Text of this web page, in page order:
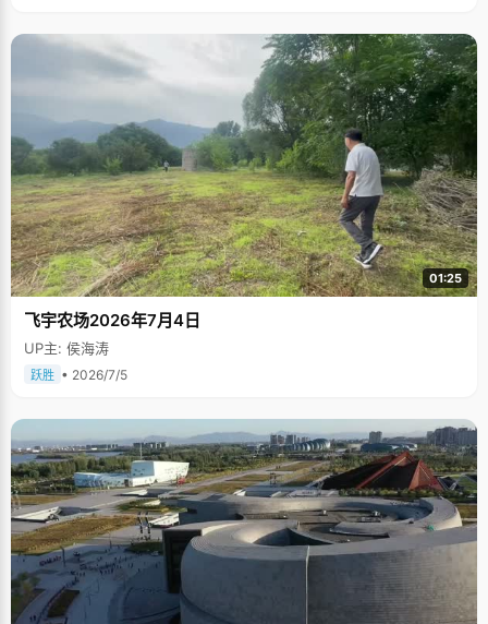
01:25
飞宇农场2026年7月4日
UP主: 侯海涛
跃胜 • 2026/7/5